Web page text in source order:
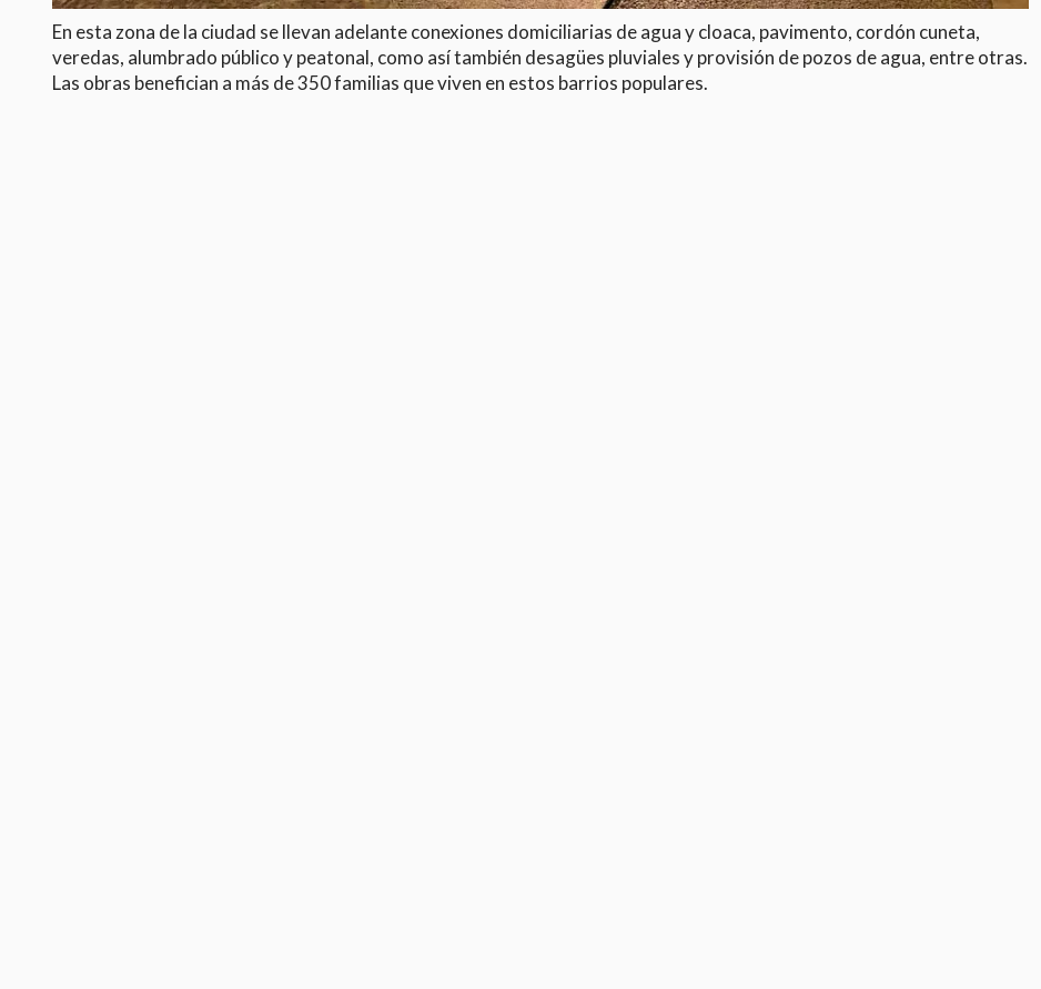
En esta zona de la ciudad se llevan adelante conexiones domiciliarias de agua y cloaca, pavimento, cordón cuneta,
veredas, alumbrado público y peatonal, como así también desagües pluviales y provisión de pozos de agua, entre otras.
Las obras benefician a más de 350 familias que viven en estos barrios populares.